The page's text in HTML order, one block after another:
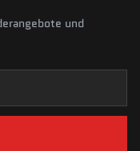
und